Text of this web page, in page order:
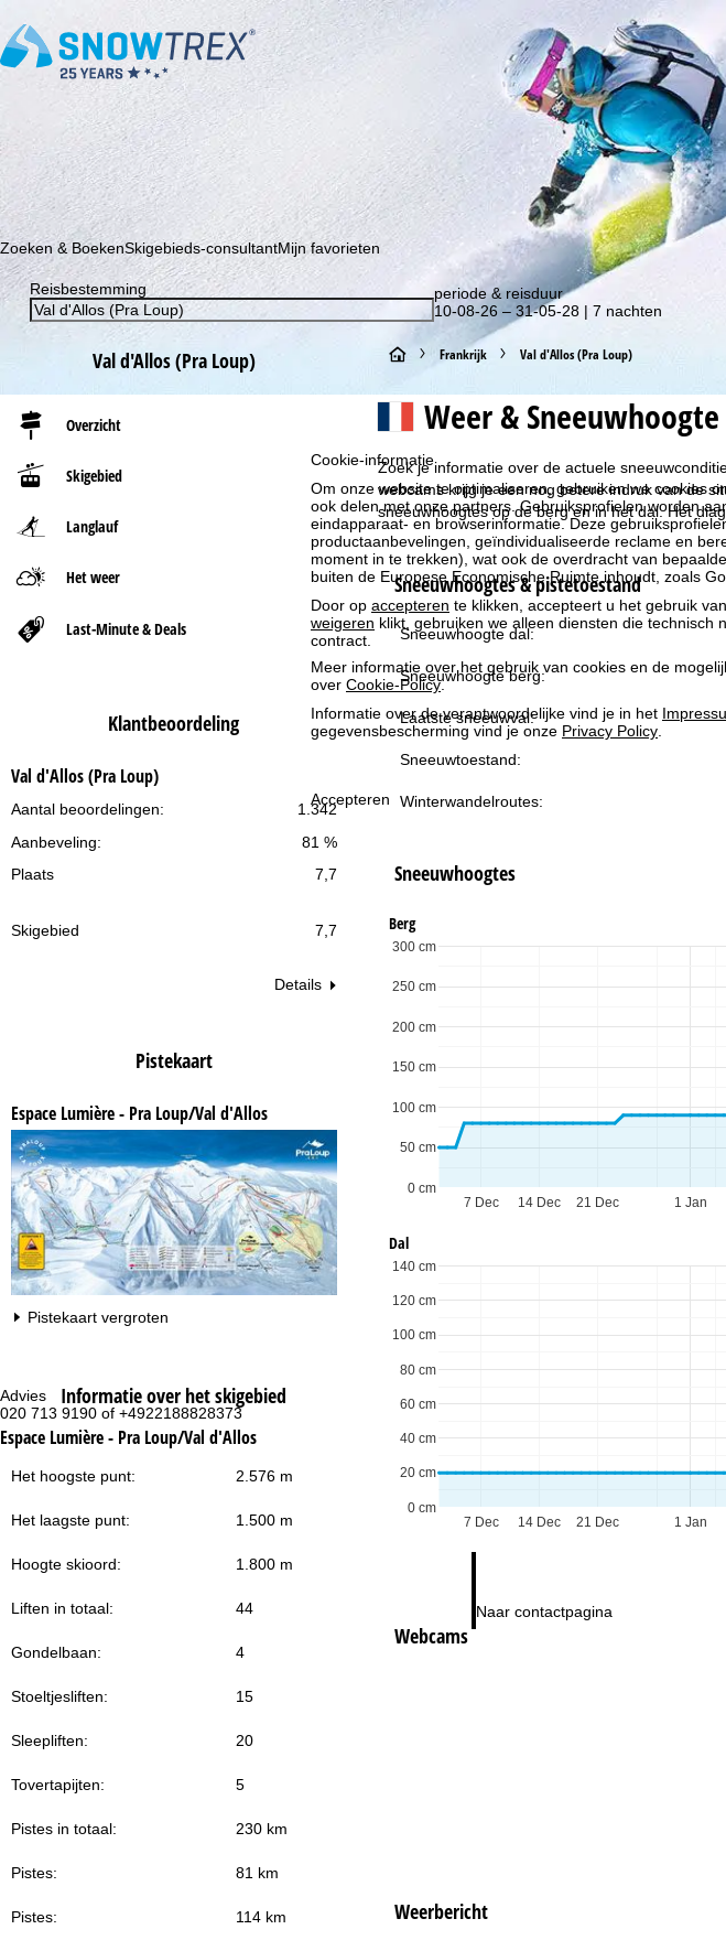
Cookie-informatie
Om onze website te optimaliseren, gebruiken we cookies
ook delen met onze partners. Gebruiksprofielen worden
eindapparaat- en browserinformatie. Deze
productaanbevelingen, geïndividualiseerde reclame en
moment in te trekken), wat ook de overdracht van
buiten de Europese Economische Ruimte inhoudt, zoals
Door op accepteren te klikken, accepteert u het gebruik
weigeren klikt, gebruiken we alleen diensten die technisch
contract.
Meer informatie over het gebruik van cookies en de
over Cookie-Policy.
Informatie over de verantwoordelijke vind je in het
gegevensbescherming vind je onze Privacy Policy.
Accepteren
Advies
020 713 9190 of +4922188828373
Naar contactpagina
Schrijf je in voor onze nieuwsbrief en wees als eerste op de hoogte van onze kortingsacties!
Zoeken & BoekenSkigebieds-consultantMijn favorieten
Reisbestemming
periode & reisduur
10-08-26 – 31-05-28 | 7 nachten
Val d'Allos (Pra Loup)
Overzicht
Skigebied
Langlauf
Het weer
Last-Minute & Deals
Klantbeoordeling
Val d'Allos (Pra Loup)
1.342
Aantal beoordelingen:
81 %
Aanbeveling:
Plaats
7,7
Skigebied 7,7
Details
Pistekaart
Espace Lumière - Pra Loup/Val d'Allos
Pistekaart vergroten
Informatie over het skigebied
Espace Lumière - Pra Loup/Val d'Allos
Het hoogste punt: 2.576 m
Het laagste punt: 1.500 m
Hoogte skioord: 1.800 m
Liften in totaal: 44
Gondelbaan: 4
Stoeltjesliften: 15
Sleepliften: 20
Tovertapijten: 5
Pistes in totaal: 230 km
Pistes: 81 km
Pistes: 114 km
S
t
r
t
p
a
g
i
n
a
Frankrijk Val d'Allos (Pra Loup)
Weer &
Zoek je informatie over de actuele
webcams krijg je een nog betere indruk van de
sneeuwhoogtes op de berg en in het dal. Het
Sneeuwhoogtes & pistetoestand
Sneeuwhoogte dal:
Sneeuwhoogte berg:
Laatste sneeuwval:
Sneeuwtoestand:
Winterwandelroutes:
Sneeuwhoogtes
Berg
1 Jan
7 Dec 14 Dec 21 Dec
0 cm
50 cm
100 cm
150 cm
200 cm
250 cm
300 cm
Dal
1 Jan
7 Dec 14 Dec 21 Dec
0 cm
20 cm
40 cm
60 cm
80 cm
100 cm
120 cm
140 cm
Webcams
Weerbericht